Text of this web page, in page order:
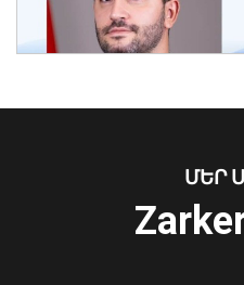
Երաշտի պատճառով
Ուկրաինայի Գերագույն
նախագահը
ՄԵՐ